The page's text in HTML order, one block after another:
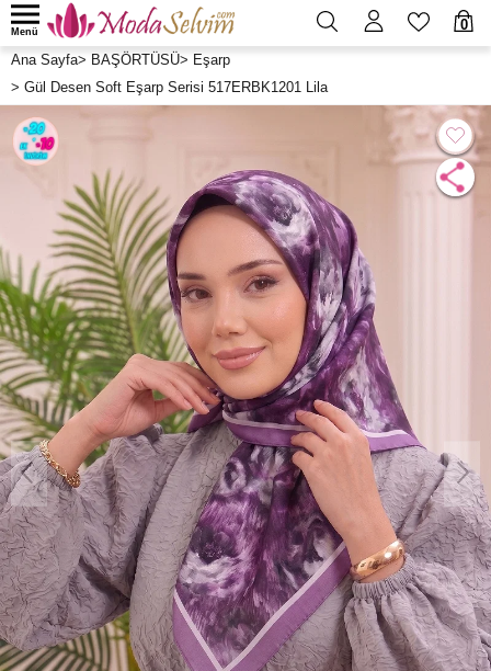
0
Menü
Ana Sayfa> BAŞÖRTÜSÜ> Eşarp
> Gül Desen Soft Eşarp Serisi 517ERBK1201 Lila